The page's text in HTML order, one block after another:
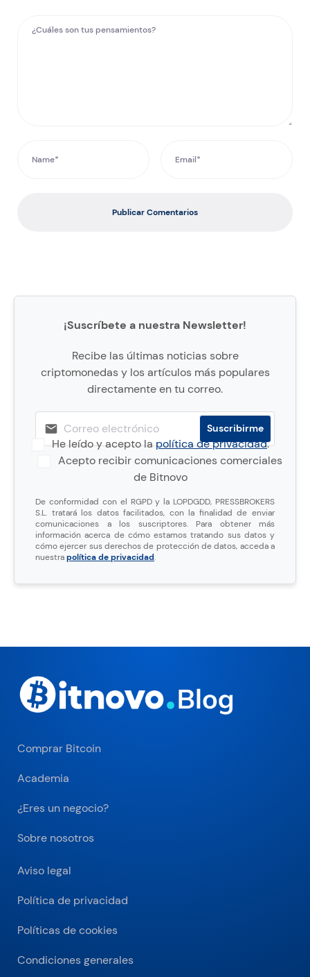
Publicar Comentarios
¡Suscríbete a nuestra Newsletter!
Recibe las últimas noticias sobre
criptomonedas y los artículos más populares
directamente en tu correo.
He leído y acepto lapolítica de privacidad.
Acepto recibir comunicaciones comerciales
de Bitnovo
De conformidad con el RGPD y la LOPDGDD, PRESSBROKERS
S.L. tratará los datos facilitados, con la finalidad de enviar
comunicaciones a los suscriptores. Para obtener más
información acerca de cómo estamos tratando sus datos y
cómo ejercer sus derechos de protección de datos, acceda a
nuestrapolítica de privacidad.
Comprar Bitcoin
Academia
¿Eres un negocio?
Sobre nosotros
Aviso legal
Política de privacidad
Políticas de cookies
Condiciones generales